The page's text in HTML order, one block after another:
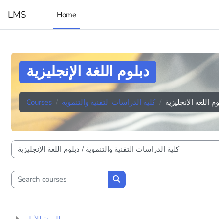
LMS Home
دبلوم اللغة الإنجليزية
Courses كلية الدراسات التقنية والتنموية اللغة الإنجليزية
Course categories
Search courses
Search courses